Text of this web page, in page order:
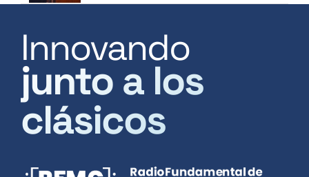
Innovando
junto a los
clásicos